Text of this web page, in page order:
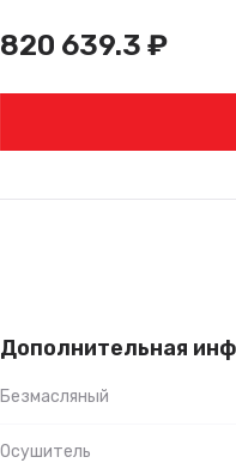
820 639.3 ₽
Дополнительная
Безмасляный
Осушитель